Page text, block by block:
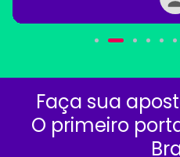
Faça sua
O primeiro